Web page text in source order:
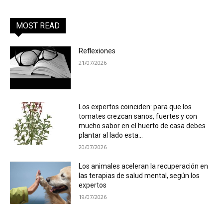
MOST READ
Reflexiones
21/07/2026
Los expertos coinciden: para que los
tomates crezcan sanos, fuertes y con
mucho sabor en el huerto de casa debes
plantar al lado esta...
20/07/2026
Los animales aceleran la recuperación en
las terapias de salud mental, según los
expertos
19/07/2026